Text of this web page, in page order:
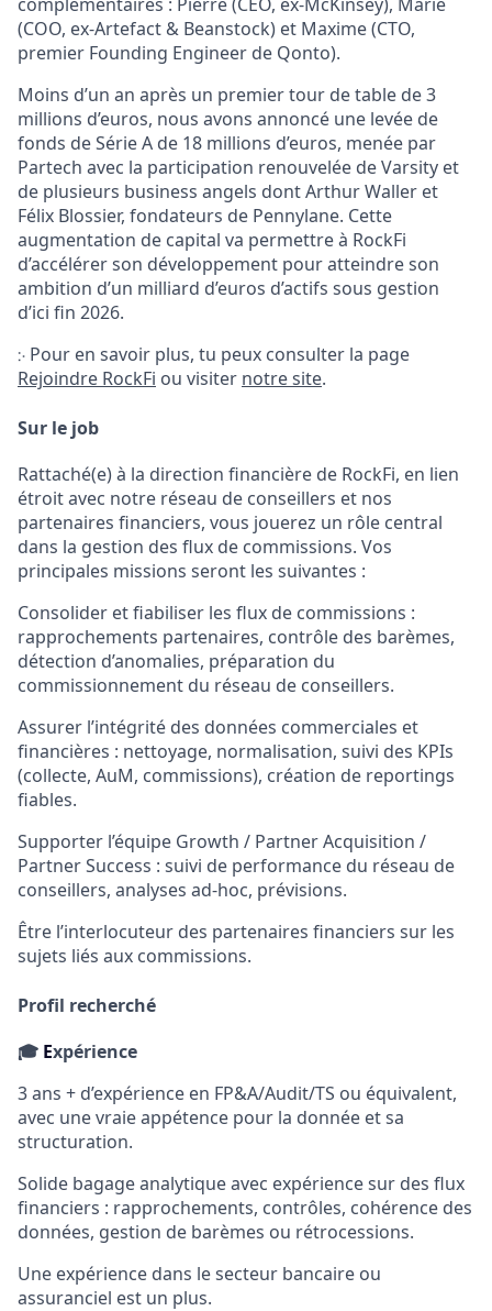
(COO, ex-Artefact & Beanstock) et Maxime (CTO,
premier Founding Engineer de Qonto).
Moins d’un an après un premier tour de table de 3
millions d’euros, nous avons annoncé une levée de
fonds de Série A de 18 millions d’euros, menée par
Partech avec la participation renouvelée deVarsity et
de plusieurs business angels dont Arthur Waller et
Félix Blossier, fondateurs de Pennylane. Cette
augmentation de capital va permettre à RockFi
d’accélérer son développement pour atteindre son
ambition d’un milliard d’euros d’actifs sous gestion
d’ici fin 2026.
჻ Pour en savoir plus, tu peux consulter la page
Rejoindre RockFi ou visiter notre site.
Sur le job
Rattaché(e) à la direction financière de RockFi, en lien
étroit avec notre réseau de conseillers et nos
partenaires financiers, vous jouerez un rôle central
dans la gestion des flux de commissions. Vos
principales missions seront les suivantes :
Consolider et fiabiliser les flux de commissions :
rapprochements partenaires, contrôle des barèmes,
détection d’anomalies, préparation du
commissionnement du réseau de conseillers.
Assurer l’intégrité des données commerciales et
financières : nettoyage, normalisation, suivi des KPIs
(collecte, AuM, commissions), création de reportings
fiables.
Supporter l’équipe Growth / Partner Acquisition /
Partner Success : suivi de performance du réseau de
conseillers, analyses ad-hoc, prévisions.
Être l’interlocuteur des partenaires financiers sur les
sujets liés aux commissions.
Profil recherché
🎓 Expérience
3 ans + d’expérience en FP&A/Audit/TS ou équivalent,
avec une vraie appétence pour la donnée et sa
structuration.
Solide bagage analytique avec expérience sur des flux
financiers : rapprochements, contrôles, cohérence des
données, gestion de barèmes ou rétrocessions.
Une expérience dans le secteur bancaire ou
assuranciel est un plus.